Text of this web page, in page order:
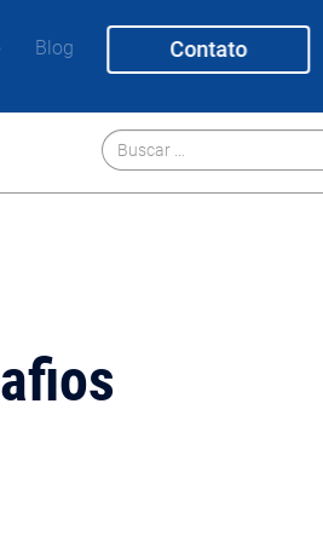
Blog Contato